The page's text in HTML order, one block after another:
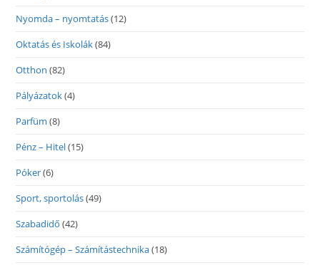
Nyomda – nyomtatás(12)
Oktatás és Iskolák(84)
Otthon (82)
Pályázatok(4)
Parfüm (8)
Pénz – Hitel(15)
Póker(6)
Sport, sportolás(49)
Szabadidő (42)
Számítógép – Számítástechnika(18)